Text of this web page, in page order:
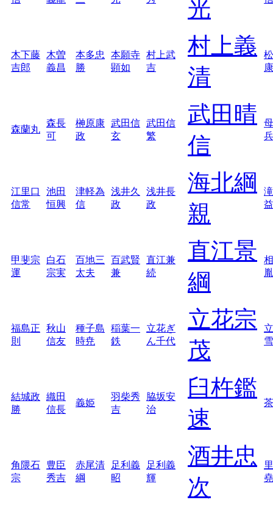
光
木下藤
吉郎
木曽
義昌
本多忠
勝
本願寺
顕如
村上武
吉
村上義
清
康
森蘭丸
森長
可
榊原康
政
武田信
玄
武田信
繁
武田晴
信
江里口
信常
池田
恒興
津軽為
信
浅井久
政
浅井長
政
海北綱
親
益
甲斐宗
運
白石
宗実
百地三
太夫
百武賢
兼
直江兼
続
直江景
綱
胤
福島正
則
秋山
信友
種子島
時尭
稲葉一
鉄
立花ぎ
ん千代
立花宗
茂
雪
結城政
勝
織田
信長
義姫
羽柴秀
吉
脇坂安
治
臼杵鑑
速
角隈石
宗
豊臣
秀吉
赤尾清
綱
足利義
昭
足利義
輝
酒井忠
次
堯